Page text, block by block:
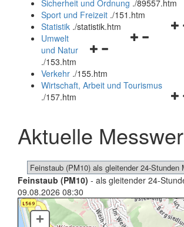
schließen
Sicherheit und Ordnung ./89557.htm
Sport und Freizeit ./151.htm
Statistik ./statistik.htm
Navigationsmenü
und
schließen
Umwelt
und Natur
./153.htm
Verkehr ./155.htm
Wirtschaft, Arbeit und Tourismus
./157.htm
Aktuelle
Feinstaub (PM10) - als gleitender 24-
09.08.2026 08:30
+